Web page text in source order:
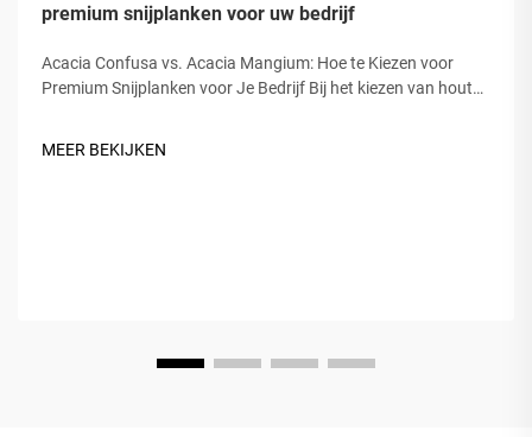
premium snijplanken voor uw bedrijf
Acacia Confusa vs. Acacia Mangium: Hoe te Kiezen voor
Premium Snijplanken voor Je Bedrijf Bij het kiezen van houten
Acacia is gelijk. De markt verwarrel vaak...
MEER BEKIJKEN